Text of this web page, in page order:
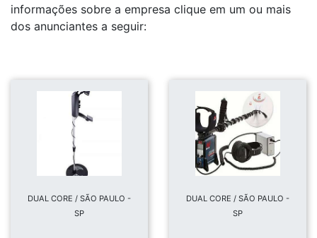
informações sobre a empresa clique em um ou mais
dos anunciantes a seguir:
DUAL CORE / SÃO PAULO -
SP
DUAL CORE / SÃO PAULO -
SP